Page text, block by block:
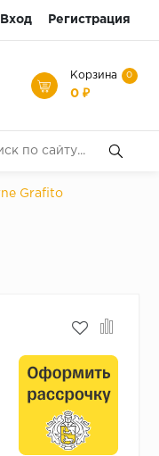
Вход Регистрация
Корзина 0
0 ₽
Grafito